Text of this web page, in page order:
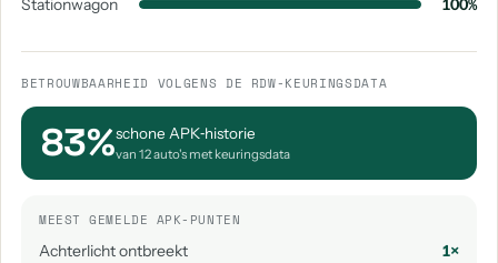
Stationwagon 100%
BETROUWBAARHEID VOLGENS DE RDW-KEURINGSDATA
83%schone APK‑historie
van 12 auto's met keuringsdata
MEEST GEMELDE APK-PUNTEN
Achterlicht ontbreekt
1×